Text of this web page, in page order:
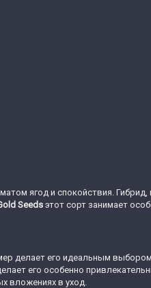
ягод и спокойствия.
Seedsэтот сорт занимает
делает его идеальным
его особенно
вложениях в уход.